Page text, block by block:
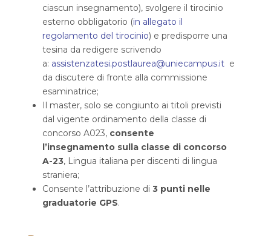
ciascun insegnamento), svolgere il tirocinio
esterno obbligatorio (in allegato il
regolamento del tirocinio) e predisporre una
tesina da redigere scrivendo
a: assistenzatesi.postlaurea@uniecampus.it e
da discutere di fronte alla commissione
esaminatrice;
Il master, solo se congiunto ai titoli previsti
dal vigente ordinamento della classe di
concorso A023, consente
l’insegnamento sulla classe di concorso
A-23, Lingua italiana per discenti di lingua
straniera;
Consente l’attribuzione di 3 punti nelle
graduatorie GPS.